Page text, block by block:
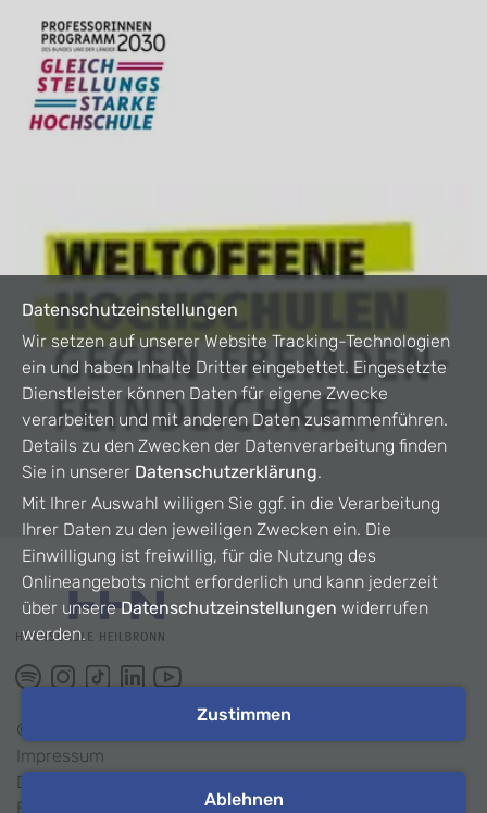
©
Impressum
Datenschutz
Barrierefreiheit
Datenschutzeinstellungen
Wir setzen auf unserer Website Tracking-Technologien
ein und haben Inhalte Dritter eingebettet. Eingesetzte
Dienstleister können Daten für eigene Zwecke
verarbeiten und mit anderen Daten zusammenführen.
Details zu den Zwecken der Datenverarbeitung finden
Sie in unserer Datenschutzerklärung.
Mit Ihrer Auswahl willigen Sie ggf. in die Verarbeitung
Ihrer Daten zu den jeweiligen Zwecken ein. Die
Einwilligung ist freiwillig, für die Nutzung des
Onlineangebots nicht erforderlich und kann jederzeit
über unsereDatenschutzeinstellungen widerrufen
werden.
Zustimmen
Ablehnen